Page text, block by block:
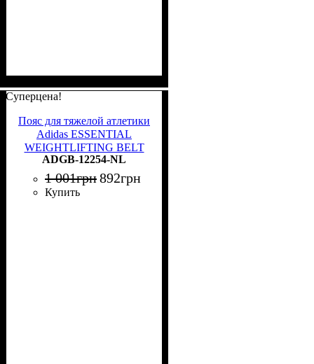
Суперцена!
Пояс для тяжелой атлетики
Adidas ESSENTIAL
WEIGHTLIFTING BELT
черный (82,5 - 92 см)
ADGB-12254-NL
ADGB-12254-NL
1 001грн892грн
Купить